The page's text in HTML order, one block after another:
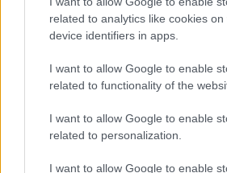
related to analytics like cookies on
device identifiers in apps.
I want to allow Google to enable
related to functionality of the
I want to allow Google to enable
related to personalization.
I want to allow Google to enable
IGÉNYELNI
Az első 50 ezer forintot még a
Magyar Államkincstár, a második részlet